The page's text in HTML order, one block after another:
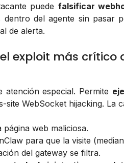
puede falsificar
dentro del agente sin
de alerta.
exploit más
atención especial. Permite
site WebSocket hijacking. La
web maliciosa.
para que la visite
del gateway se filtra.